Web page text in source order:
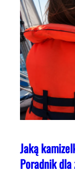
Jaką
Poradnik dla